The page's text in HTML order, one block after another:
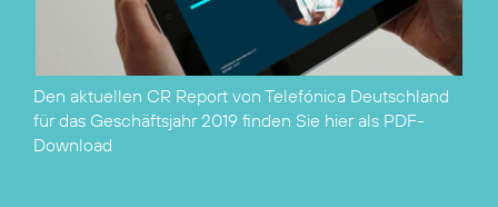
Den aktuellen CR Report von Telefónica Deutschland
für das Geschäftsjahr 2019 finden Sie hier als PDF-
Download